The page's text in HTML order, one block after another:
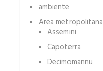
ambiente
Area metropolitana
Assemini
Capoterra
Decimomannu